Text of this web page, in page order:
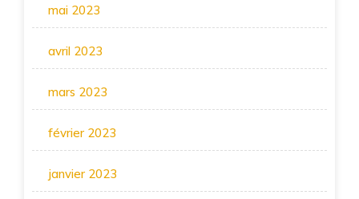
mai 2023
avril 2023
mars 2023
février 2023
janvier 2023